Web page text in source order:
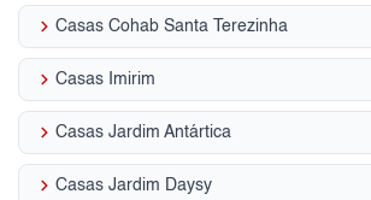
keyboard_arrow_right Casas Cohab Santa Terezinha
keyboard_arrow_right Casas Imirim
keyboard_arrow_right Casas Jardim Antártica
keyboard_arrow_right Casas Jardim Daysy